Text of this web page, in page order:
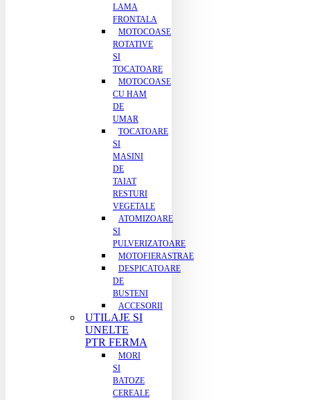
LAMA
FRONTALA
MOTOCOASE
ROTATIVE
SI
TOCATOARE
MOTOCOASE
CU HAM
DE
UMAR
TOCATOARE
SI
MASINI
DE
TAIAT
RESTURI
VEGETALE
ATOMIZOARE
SI
PULVERIZATOARE
MOTOFIERASTRAE
DESPICATOARE
DE
BUSTENI
ACCESORII
UTILAJE SI
UNELTE
PTR FERMA
MORI
SI
BATOZE
CEREALE